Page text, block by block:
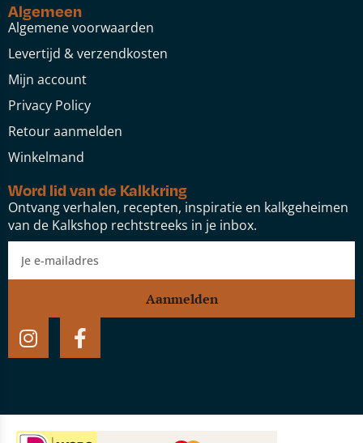
Algemeen
Algemene voorwaarden
Levertijd & verzendkosten
Mijn account
Privacy Policy
Retour aanmelden
Winkelmand
Word lid van de Kalkkring
Ontvang verhalen, recepten, inspiratie en kalkgeheimen
van de Kalkshop rechtstreeks in je inbox.
Aanmelden